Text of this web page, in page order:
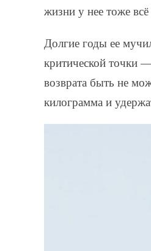
жизни у нее тоже
Долгие годы ее
критической точки
возврата быть не
килограмма и